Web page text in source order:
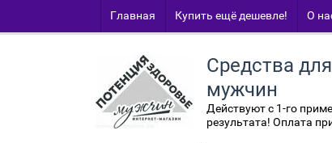
Главная Купить ещё дешевле! О
Средства
мужчин
Действуют с 1-го
результата! Оплата